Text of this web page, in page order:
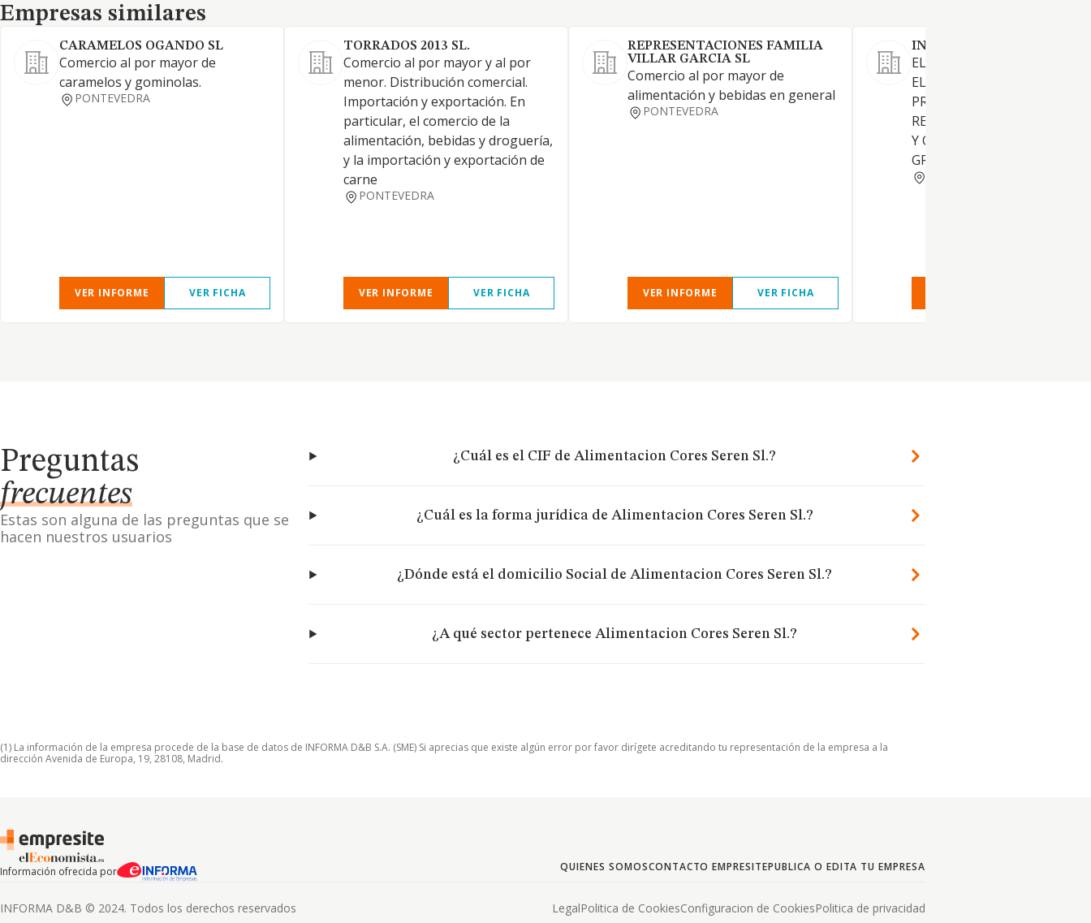
Empresas similares
Empresas similares
CARAMELOS OGANDO SL
Comercio al por mayor de
caramelos y gominolas.
PONTEVEDRA
VER INFORME VER FICHA
TORRADOS 2013 SL.
Comercio al por mayor y al por
menor. Distribución comercial.
Importación y exportación. En
particular, el comercio de la
alimentación, bebidas y droguería,
y la importación y exportación de
carne
PONTEVEDRA
VER INFORME VER FICHA
REPRESENTACIONES FAMILIA
VILLAR GARCIA SL
Comercio al por mayor de
alimentación y bebidas en general
PONTEVEDRA
VER INFORME VER FICHA
INTECDEAL SL
EL COMERCIO DE APARATOS
ELECTRONICOS DE
PROCESAMIENTO DE DATOS,
REDES, TELEFONIA,
Y CABLEADO. EL COMERCIO
GRANITO, CERAMICA Y
Preguntas
frecuentes
Estas son alguna de las preguntas que se
hacen nuestros usuarios
¿Cuál es el CIF de Alimentacion Cores Seren Sl.?
¿Cuál es la forma jurídica de Alimentacion Cores Seren Sl.?
¿Dónde está el domicilio Social de Alimentacion Cores Seren Sl.?
¿A qué sector pertenece Alimentacion Cores Seren Sl.?
(1) La información de la empresa procede de la base de datos de INFORMA D&B S.A. (SME) Si aprecias que existe algún error por favor dirígete acreditando tu representación de la empresa a la
dirección Avenida de Europa, 19, 28108, Madrid.
Información ofrecida por QUIENES SOMOSCONTACTO EMPRESITEPUBLICA O EDITA TU EMPRESA
INFORMA D&B © 2024. Todos los derechos reservados LegalPolitica de CookiesConfiguracion de CookiesPolitica de privacidad